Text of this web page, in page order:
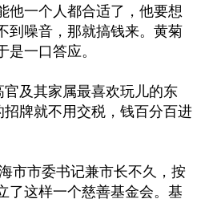
他一个人都合适了，他要想
到噪音，那就搞钱来。黄菊
是一口答应。
官及其家属最喜欢玩儿的东
招牌就不用交税，钱百分百进
市市委书记兼市长不久，按
了这样一个慈善基金会。基